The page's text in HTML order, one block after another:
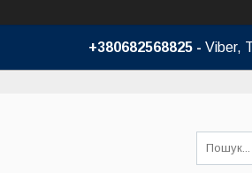
+380682568825 - Viber,